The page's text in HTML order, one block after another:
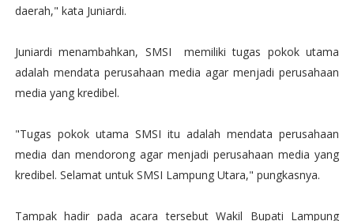
daerah," kata Juniardi.
Juniardi menambahkan, SMSI memiliki tugas pokok utama
adalah mendata perusahaan media agar menjadi perusahaan
media yang kredibel.
"Tugas pokok utama SMSI itu adalah mendata perusahaan
media dan mendorong agar menjadi perusahaan media yang
kredibel. Selamat untuk SMSI Lampung Utara," pungkasnya.
Tampak hadir pada acara tersebut Wakil Bupati Lampung